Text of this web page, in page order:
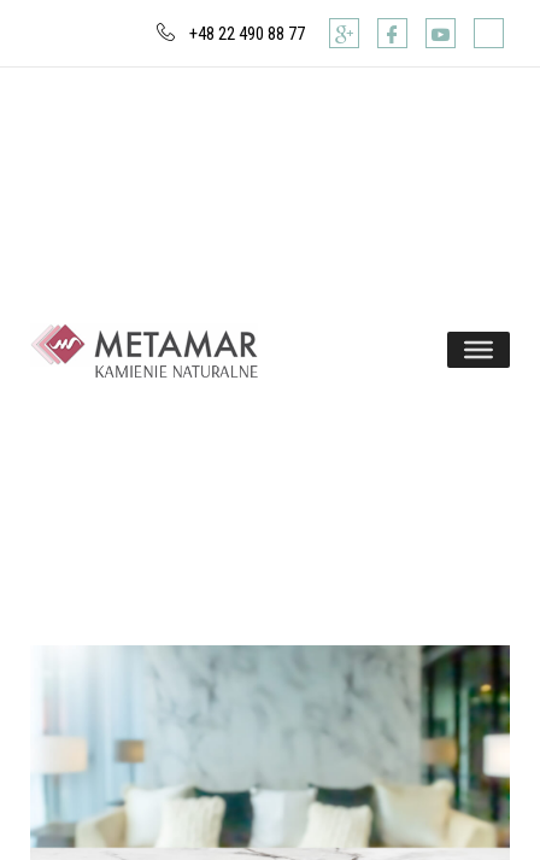
+48 22 490 88 77